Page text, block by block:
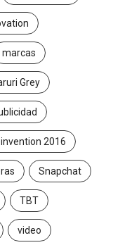
marcas
Grey
2016
Snapchat
TBT
video